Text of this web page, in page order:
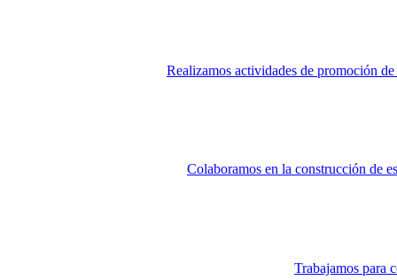
Realizamos actividades de promoción
Colaboramos en la construcción de
Trabajamos para